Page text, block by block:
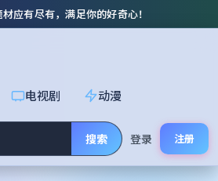
应有尽有，满足你的好奇心！
电视剧 动漫
搜索 登录 注册